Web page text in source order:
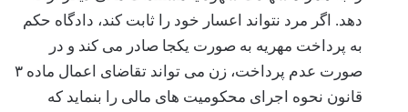
دهد. اگر مرد نتواند اعسار خود را ثابت کند، دادگاه حکم
به پرداخت مهریه به صورت یکجا صادر می کند و در
صورت عدم پرداخت، زن می تواند تقاضای اعمال ماده ۳
قانون نحوه اجرای محکومیت های مالی را بنماید که